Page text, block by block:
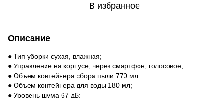
В избранное
Описание
● Тип уборки сухая, влажная;
● Управление на корпусе, через смартфон, голосовое;
● Объем контейнера сбора пыли 770 мл;
● Объем контейнера для воды 180 мл;
● Уровень шума 67 дБ;